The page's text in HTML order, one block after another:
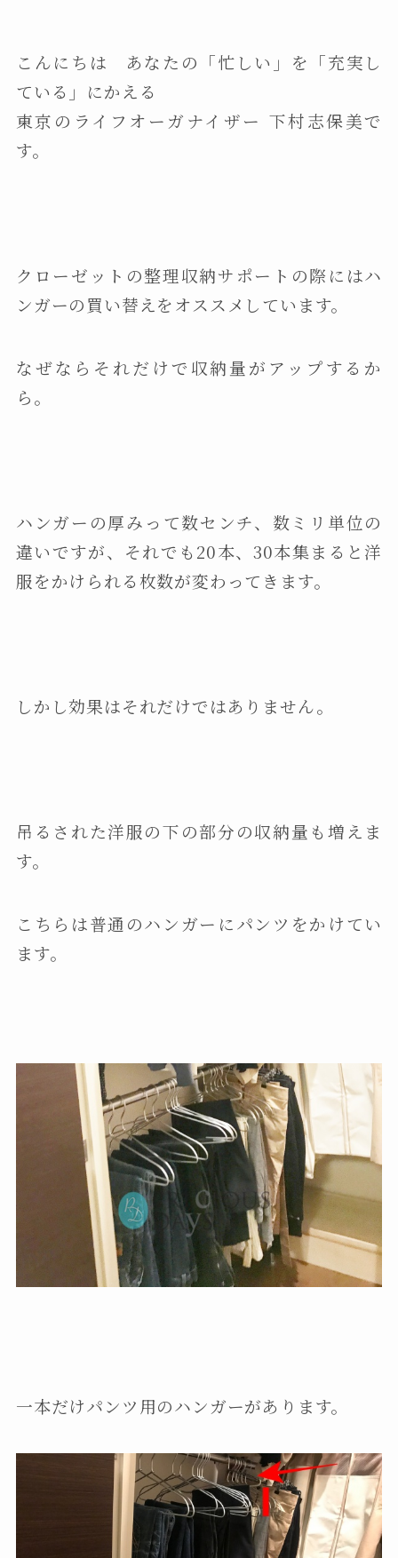
こんにちは あなたの「忙しい」を「充実し
ている」にかえる
東京のライフオーガナイザー 下村志保美で
す。
クローゼットの整理収納サポートの際にはハ
ンガーの買い替えをオススメしています。
なぜならそれだけで収納量がアップするか
ら。
ハンガーの厚みって数センチ、数ミリ単位の
違いですが、それでも20本、30本集まると洋
服をかけられる枚数が変わってきます。
しかし効果はそれだけではありません。
吊るされた洋服の下の部分の収納量も増えま
す。
こちらは普通のハンガーにパンツをかけてい
ます。
一本だけパンツ用のハンガーがあります。